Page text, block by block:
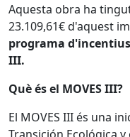
Aquesta obra ha
23.109,61€ d'aquest
programa
III.
Què és el MOVES III?
El MOVES III és una